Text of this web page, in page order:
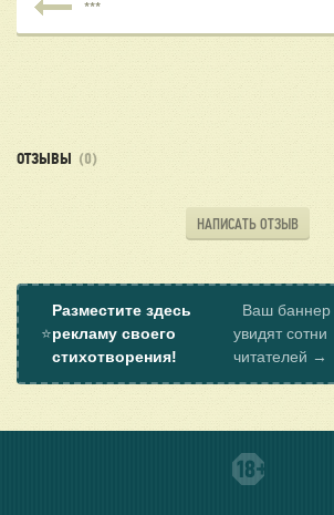
***
ОТЗЫВЫ (0)
НАПИСАТЬ ОТЗЫВ
⭐
Разместите здесь
рекламу своего
стихотворения!
Ваш баннер
увидят сотни
читателей →